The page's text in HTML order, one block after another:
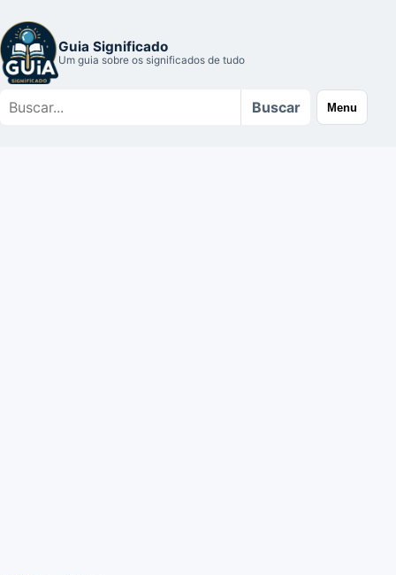
Guia Significado
Um guia sobre os significados de tudo
Buscar
Buscar Menu